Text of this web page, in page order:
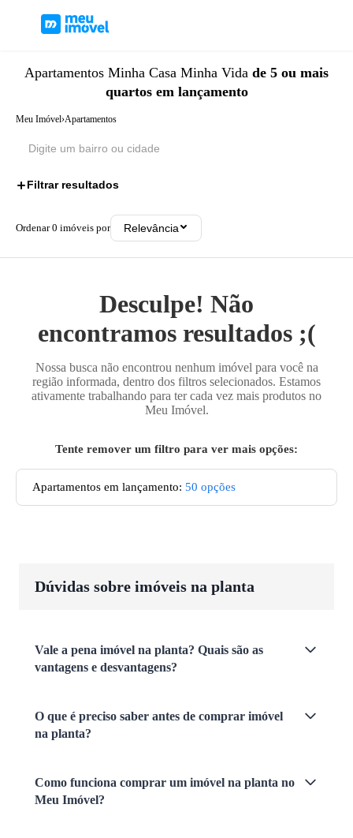
Apartamentos Minha Casa Minha Vida de 5 ou mais
quartos em lançamento
Meu Imóvel›Apartamentos
Filtrar resultados
Ordenar0 imóveis por Relevância
Desculpe! Não
encontramos resultados ;(
Nossa busca não encontrou nenhum imóvel para você na
região informada, dentro dos filtros selecionados. Estamos
ativamente trabalhando para ter cada vez mais produtos no
Meu Imóvel.
Tente remover um filtro para ver mais opções:
Apartamentos em lançamento: 50 opções
Dúvidas sobre imóveis na planta
Vale a pena imóvel na planta? Quais são as
vantagens e desvantagens?
O que é preciso saber antes de comprar imóvel
na planta?
Como funciona comprar um imóvel na planta no
Meu Imóvel?